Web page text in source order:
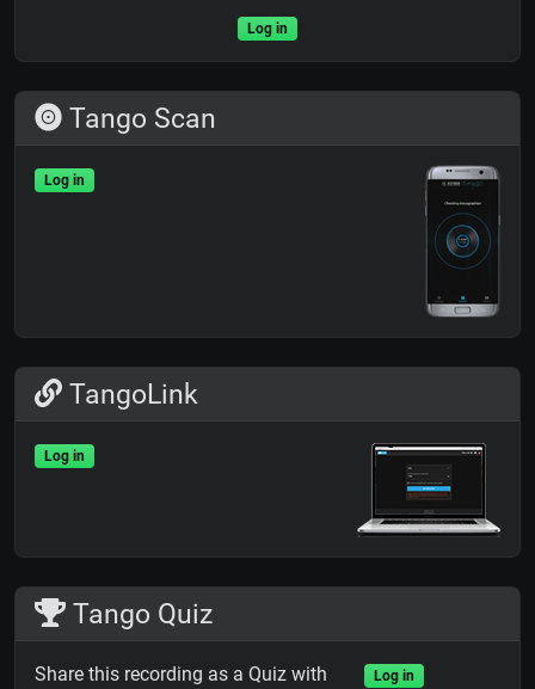
Log in
Tango Scan
Log in
TangoLink
Log in
Tango Quiz
Share this recording as a Quiz with
Log in